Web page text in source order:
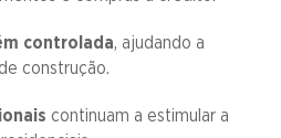
controlada, ajudando a
construção.
continuam a estimular a